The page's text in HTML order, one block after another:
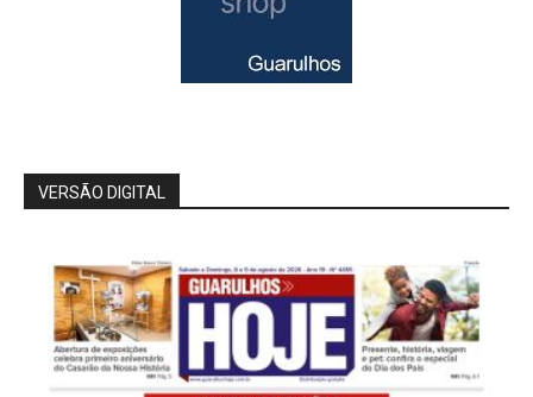
VERSÃO DIGITAL